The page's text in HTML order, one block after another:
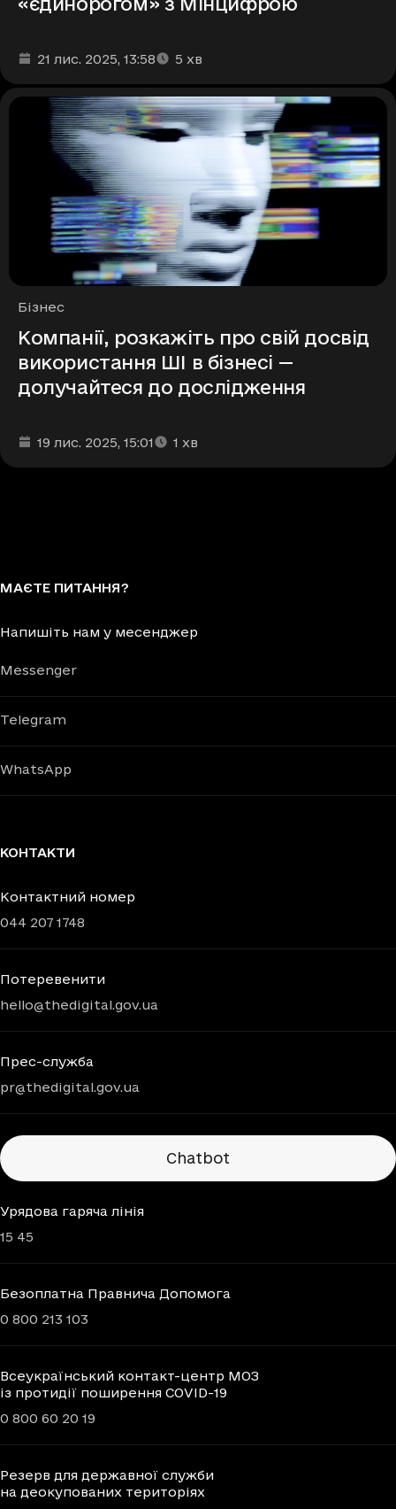
Дата та час публікації
21 лис. 2025, 13:58
Час читання: 5 хв
Рубрики
Бізнес
Компанії, розкажіть про свій досвід
використання ШІ в бізнесі —
долучайтеся до дослідження
Дата та час публікації :
19 лис. 2025, 15:01
Час читання: 1 хв
МАЄТЕ ПИТАННЯ?
Напишіть нам у месенджер
Messenger
Telegram
WhatsApp
КОНТАКТИ
Контактний номер
044 207 1748
Потеревенити
hello@thedigital.gov.ua
Прес-служба
pr@thedigital.gov.ua
Chatbots
Chatbot
Урядова гаряча лінія
15 45
Безоплатна Правнича Допомога
0 800 213 103
Всеукраїнський контакт-центр МОЗ
із протидії поширення COVID-19
0 800 60 20 19
Резерв для державної служби
на деокупованих територіях